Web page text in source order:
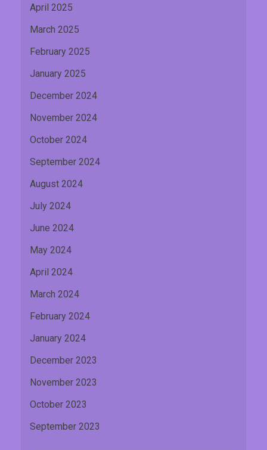
April 2025
March 2025
February 2025
January 2025
December 2024
November 2024
October 2024
September 2024
August 2024
July 2024
June 2024
May 2024
April 2024
March 2024
February 2024
January 2024
December 2023
November 2023
October 2023
September 2023